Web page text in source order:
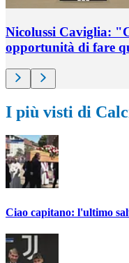
Nicolussi Caviglia:
opportunità di fare
I più visti di
Ciao capitano: l'ultimo